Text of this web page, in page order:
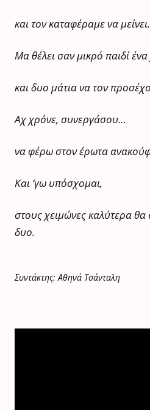
και τον καταφέραμε να μείνει.
Μα θέλει σαν μικρό παιδί ένα
και δυο μάτια να τον
Αχ χρόνε, συνεργάσου…
να φέρω στον έρωτα
Και ‘γω υπόσχομαι,
στους χειμώνες καλύτερα θα
δυο.
Συντάκτης: Αθηνά Τσάνταλη